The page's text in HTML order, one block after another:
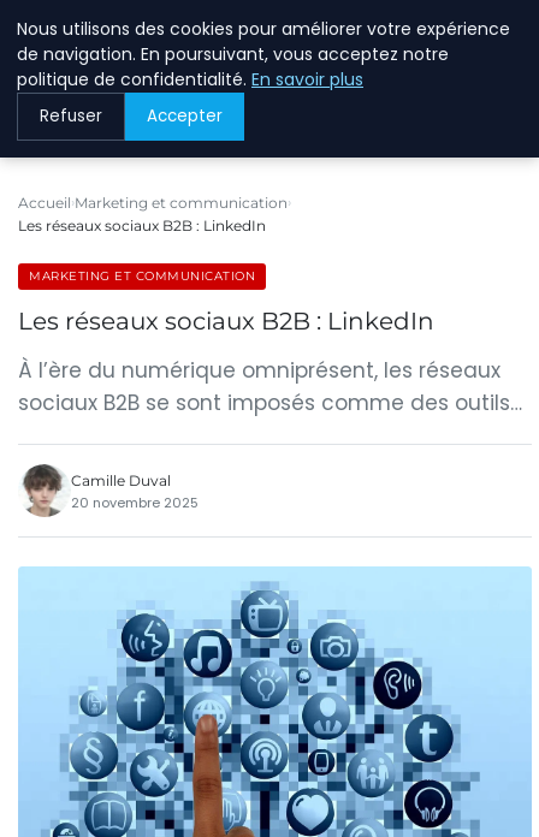
BREIGHAWAY
Accueil Marketing et communication
Les réseaux sociaux B2B : LinkedIn
MARKETING ET COMMUNICATION
Les réseaux sociaux B2B : LinkedIn
À l’ère du numérique omniprésent, les réseaux
sociaux B2B se sont imposés comme des outils…
Camille Duval
20 novembre 2025
Nous utilisons des cookies pour améliorer votre expérience
de navigation. En poursuivant, vous acceptez notre
politique de confidentialité. En savoir plus
Refuser Accepter